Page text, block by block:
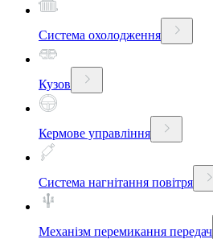
Система охолодження
Кузов
Кермове управління
Система нагнітання повітря
Механізм перемикання передач